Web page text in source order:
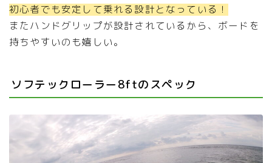
初心者でも安定して乗れる設計となっている！
またハンドグリップが設計されているから、ボードを
持ちやすいのも嬉しい。
ソフテックローラー8ftのスペック